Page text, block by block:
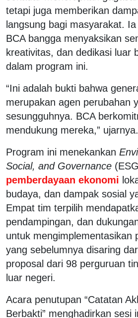
tetapi juga memberikan
langsung bagi masyarakat.
BCA bangga menyaksikan
kreativitas, dan dedikasi luar
dalam program ini.
“Ini adalah bukti bahwa
merupakan agen perubahan
sesungguhnya. BCA
mendukung mereka,” ujarnya.
Program ini menekankan
Social, and Governance
pemberdayaan ekonomi
budaya, dan dampak sosial
Empat tim terpilih
pendampingan, dan
untuk mengimplementasikan
yang sebelumnya disaring
proposal dari 98 perguruan
luar negeri.
Acara penutupan “Catatan
Berbakti” menghadirkan sesi